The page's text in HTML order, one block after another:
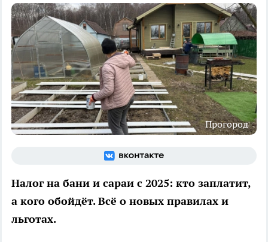
Прогород
Налог на бани и сараи с 2025: кто заплатит,
а кого обойдёт. Всё о новых правилах и
льготах.